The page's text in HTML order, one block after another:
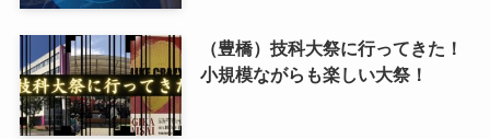
（豊橋）技科大祭に行ってきた！
小規模ながらも楽しい大祭！